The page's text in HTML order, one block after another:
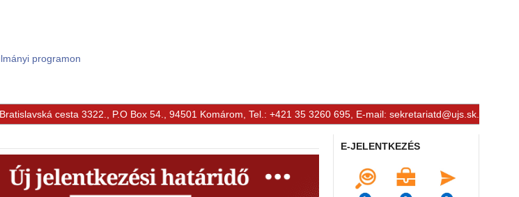
programon
cesta 3322., P.O Box 54., 94501 Komárom, Tel.: +421 35 3260 695, E-mail: sekretariatd@ujs.sk
E-JELENTKEZÉS